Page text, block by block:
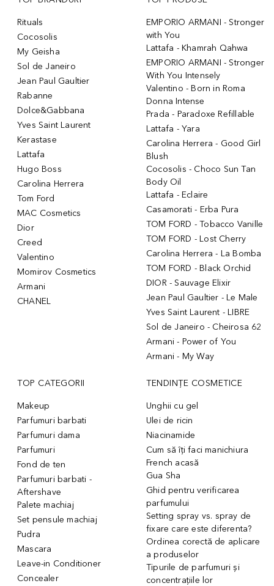
Rituals
Cocosolis
My Geisha
Sol de Janeiro
Jean Paul Gaultier
Rabanne
Dolce&Gabbana
Yves Saint Laurent
Kerastase
Lattafa
Hugo Boss
Carolina Herrera
Tom Ford
MAC Cosmetics
Dior
Creed
Valentino
Momirov Cosmetics
Armani
CHANEL
EMPORIO ARMANI - Stronger
with You
Lattafa - Khamrah Qahwa
EMPORIO ARMANI - Stronger
With You Intensely
Valentino - Born in Roma
Donna Intense
Prada - Paradoxe Refillable
Lattafa - Yara
Carolina Herrera - Good Girl
Blush
Cocosolis - Choco Sun Tan
Body Oil
Lattafa - Eclaire
Casamorati - Erba Pura
TOM FORD - Tobacco Vanille
TOM FORD - Lost Cherry
Carolina Herrera - La Bomba
TOM FORD - Black Orchid
DIOR - Sauvage Elixir
Jean Paul Gaultier - Le Male
Yves Saint Laurent - LIBRE
Sol de Janeiro - Cheirosa 62
Armani - Power of You
Armani - My Way
TOP CATEGORII
Makeup
Parfumuri barbati
Parfumuri dama
Parfumuri
Fond de ten
Parfumuri barbati -
Aftershave
Palete machiaj
Set pensule machiaj
Pudra
Mascara
Leave-in Conditioner
Concealer
TENDINȚE COSMETICE
Unghii cu gel
Ulei de ricin
Niacinamide
Cum să îți faci manichiura
French acasă
Gua Sha
Ghid pentru verificarea
parfumului
Setting spray vs. spray de
fixare care este diferenta?
Ordinea corectă de aplicare
a produselor
Tipurile de parfumuri și
concentrațiile lor